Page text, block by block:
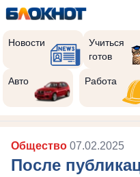
Новости
Учиться
готов
Авто Работа
Общество 07.02.2025
После